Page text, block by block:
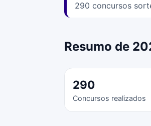
290 concursos
Resumo de
290
Concursos realizados